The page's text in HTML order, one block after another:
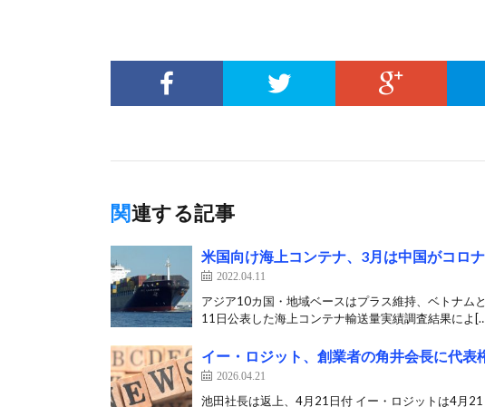
関連する記事
米国向け海上コンテナ、3月は中国がコロ
2022.04.11
アジア10カ国・地域ベースはプラス維持、ベトナム
11日公表した海上コンテナ輸送量実績調査結果によ
イー・ロジット、創業者の角井会長に代表
2026.04.21
池田社長は返上、4月21日付 イー・ロジットは4月